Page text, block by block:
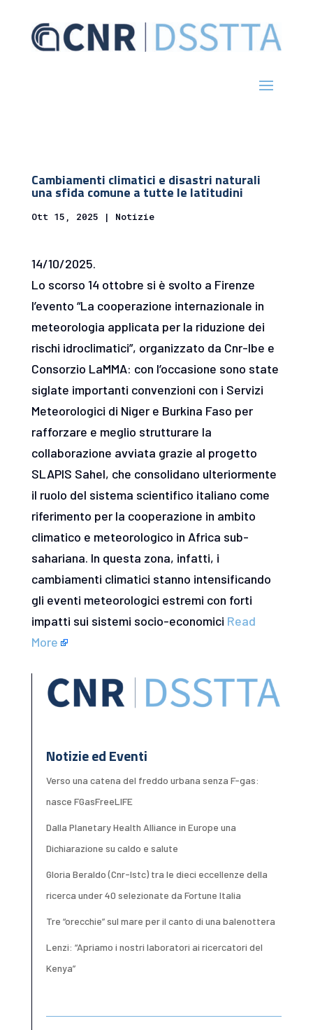
Cambiamenti climatici e disastri naturali
una sfida comune a tutte le latitudini
Ott 15, 2025 | Notizie
14/10/2025.
Lo scorso 14 ottobre si è svolto a Firenze
l’evento “La cooperazione internazionale in
meteorologia applicata per la riduzione dei
rischi idroclimatici”, organizzato da Cnr-Ibe e
Consorzio LaMMA: con l’occasione sono state
siglate importanti convenzioni con i Servizi
Meteorologici di Niger e Burkina Faso per
rafforzare e meglio strutturare la
collaborazione avviata grazie al progetto
SLAPIS Sahel, che consolidano ulteriormente
il ruolo del sistema scientifico italiano come
riferimento per la cooperazione in ambito
climatico e meteorologico in Africa sub-
sahariana. In questa zona, infatti, i
cambiamenti climatici stanno intensificando
gli eventi meteorologici estremi con forti
impatti sui sistemi socio-economici Read
More
Notizie ed Eventi
Verso una catena del freddo urbana senza F-gas:
nasce FGasFreeLIFE
Dalla Planetary Health Alliance in Europe una
Dichiarazione su caldo e salute
Gloria Beraldo (Cnr-Istc) tra le dieci eccellenze della
ricerca under 40 selezionate da Fortune Italia
Tre “orecchie” sul mare per il canto di una balenottera
Lenzi: “Apriamo i nostri laboratori ai ricercatori del
Kenya”